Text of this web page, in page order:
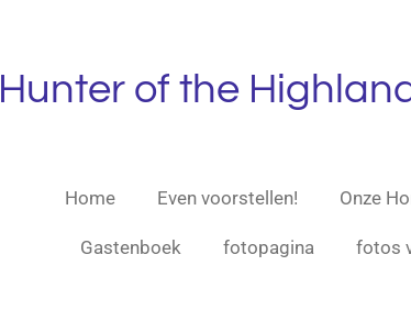
Hunter of the
Home Even voorstellen! Onze
Gastenboek fotopagina fotos